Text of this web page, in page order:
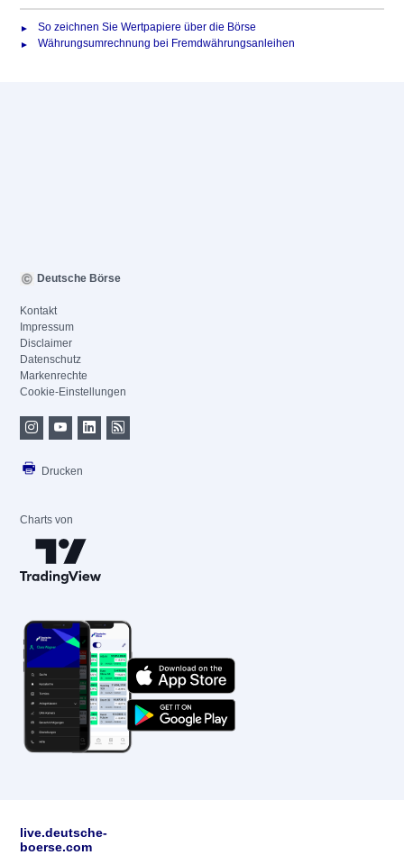
So zeichnen Sie Wertpapiere über die Börse
Währungsumrechnung bei Fremdwährungsanleihen
Deutsche Börse
Kontakt
Impressum
Disclaimer
Datenschutz
Markenrechte
Cookie-Einstellungen
Drucken
Charts von
live.deutsche-
boerse.com